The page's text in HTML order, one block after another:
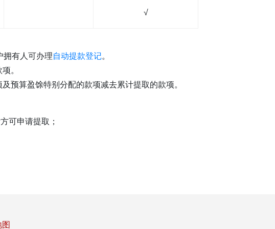
√
拥有人可办理自动提款登记。
。
预算盈馀特别分配的款项减去累计提取的款项。
可申请提取；